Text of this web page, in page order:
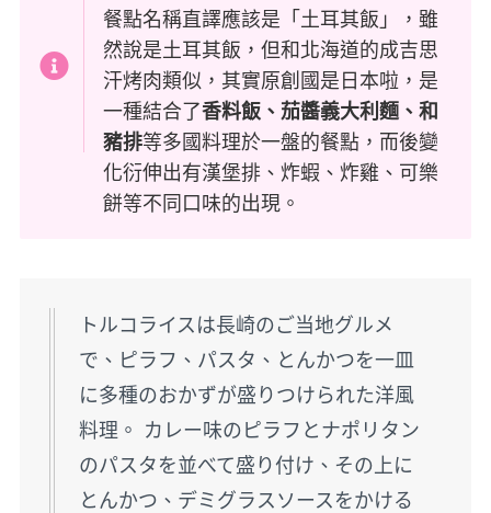
餐點名稱直譯應該是「土耳其飯」，雖
然說是土耳其飯，但和北海道的成吉思
汗烤肉類似，其實原創國是日本啦，是
一種結合了香料飯、茄醬義大利麵、和
豬排等多國料理於一盤的餐點，而後變
化衍伸出有漢堡排、炸蝦、炸雞、可樂
餅等不同口味的出現。
トルコライスは長崎のご当地グルメ
で、ピラフ、パスタ、とんかつを一皿
に多種のおかずが盛りつけられた洋風
料理。 カレー味のピラフとナポリタン
のパスタを並べて盛り付け、その上に
とんかつ、デミグラスソースをかける